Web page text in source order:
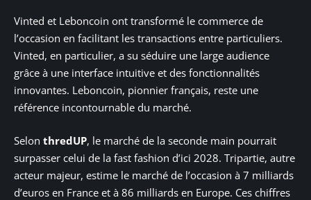
Vinted et Leboncoin ont transformé le commerce de
l’occasion en facilitant les transactions entre particuliers.
Vinted, en particulier, a su séduire une large audience
grâce à une interface intuitive et des fonctionnalités
innovantes. Leboncoin, pionnier français, reste une
référence incontournable du marché.
Selon thredUP, le marché de la seconde main pourrait
surpasser celui de la fast fashion d’ici 2028. Tripartie, autre
acteur majeur, estime le marché de l’occasion à 7 milliards
d’euros en France et à 86 milliards en Europe. Ces chiffres